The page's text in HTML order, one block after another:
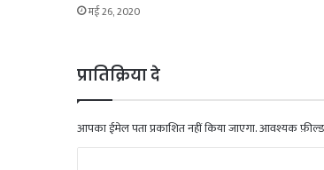
मई 26, 2020
प्रातिक्रिया दे
आपका ईमेल पता प्रकाशित नहीं किया जाएगा.आवश्यक फ़ील्ड